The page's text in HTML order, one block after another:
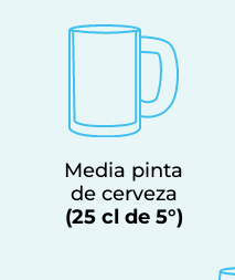
Media pinta
de cerveza
(25 cl de 5°)